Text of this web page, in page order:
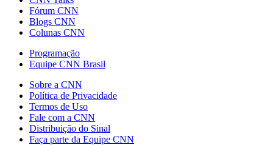
Fórum CNN
Blogs CNN
Colunas CNN
Programação
Equipe CNN Brasil
Sobre a CNN
Política de Privacidade
Termos de Uso
Fale com a CNN
Distribuição do Sinal
Faça parte da Equipe CNN